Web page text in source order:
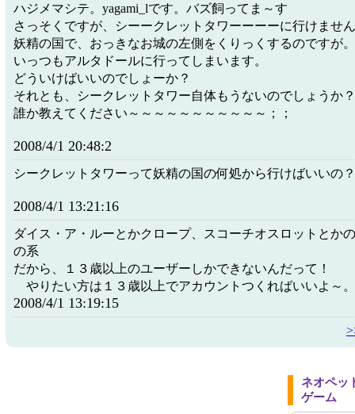
ハジメマシテ。yagami_lです。バズ飼ってま～す
さっそくですが、シーークレットタワーーーーに行けませ
妖精の国で、おっきなお城の左側をくりっくするのですが
いっつもアルタドールに行ってしまいます。
どういけばいいのでしょーか？
それとも、シークレットタワー自体もうないのでしょうか？
誰か教えてください～～～～～～～～～～～；；
2008/4/1 20:48:2
シークレットタワーって妖精の国の何処から行けばいいの？
2008/4/1 13:21:16
ダイス・ア・ルーとかクロープ、スコーチオスロットとか
の系
だから、１３歳以上のユーザーしかできないんだって！
やりたい方は１３歳以上でアカウントつくればいいよ～。
2008/4/1 13:19:15
ネオペッ
ゲーム